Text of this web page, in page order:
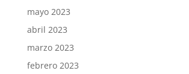
mayo 2023
abril 2023
marzo 2023
febrero 2023